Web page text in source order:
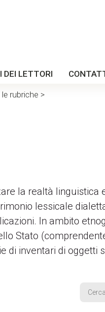
DEI LETTORI
rubriche >
la realtà linguistica
lessicale
In ambito
Stato
di inventari di oggetti